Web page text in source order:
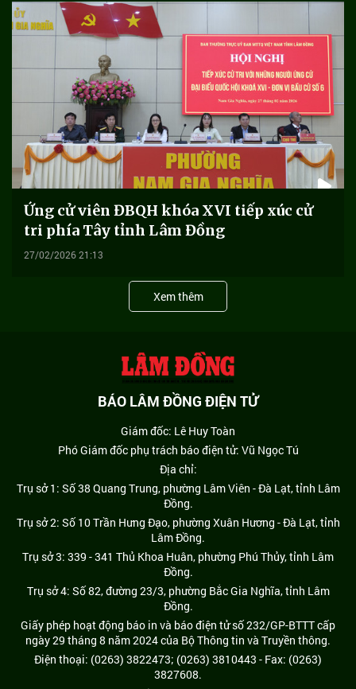
Ứng cử viên ĐBQH khóa XVI tiếp xúc cử
tri phía Tây tỉnh Lâm Đồng
27/02/2026 21:13
Xem thêm
BÁO LÂM ĐỒNG ĐIỆN TỬ
Giám đốc: Lê Huy Toàn
Phó Giám đốc phụ trách báo điện tử: Vũ Ngọc Tú
Địa chỉ:
Trụ sở 1: Số 38 Quang Trung, phường Lâm Viên - Đà Lạt, tỉnh Lâm
Đồng.
Trụ sở 2: Số 10 Trần Hưng Đạo, phường Xuân Hương - Đà Lạt, tỉnh
Lâm Đồng.
Trụ sở 3: 339 - 341 Thủ Khoa Huân, phường Phú Thủy, tỉnh Lâm
Đồng.
Trụ sở 4: Số 82, đường 23/3, phường Bắc Gia Nghĩa, tỉnh Lâm
Đồng.
Giấy phép hoạt động báo in và báo điện tử số 232/GP-BTTT cấp
ngày 29 tháng 8 năm 2024 của Bộ Thông tin và Truyền thông.
Điện thoại: (0263) 3822473; (0263) 3810443 - Fax: (0263)
3827608.